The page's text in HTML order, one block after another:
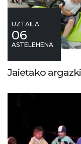
UZTAILA
06
ASTELEHENA
Jaietako